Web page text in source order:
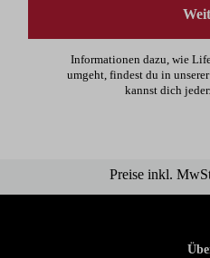
Informationen dazu, wie
umgeht, findest du in unserer
kannst dich
Preise inkl.